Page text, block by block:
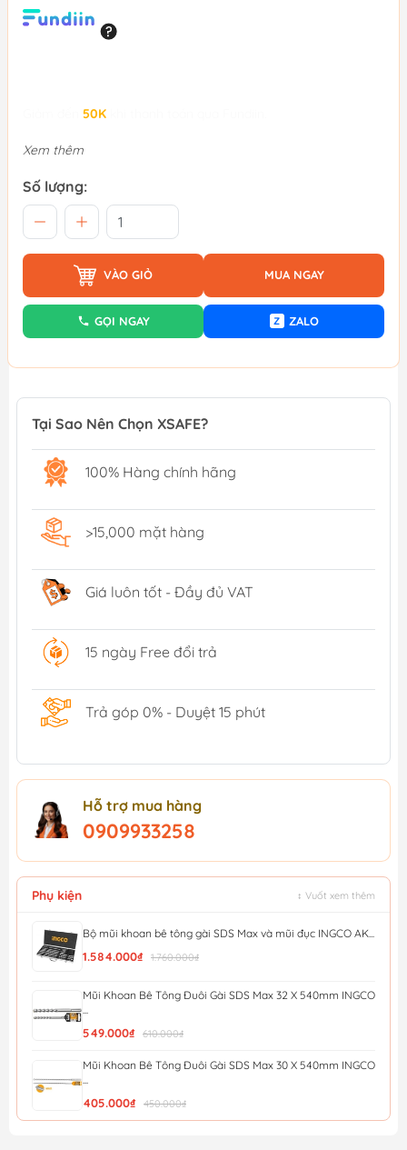
50K
Xem thêm
Số lượng:
VÀO GIỎ MUA NGAY
GỌI NGAY Z ZALO
Tại Sao Nên Chọn XSAFE?
100% Hàng chính hãng
>15,000 mặt hàng
Giá luôn tốt - Đầy đủ VAT
15 ngày Free đổi trả
Trả góp 0% - Duyệt 15 phút
Hỗ trợ mua hàng
0909933258
Phụ kiện ↕ Vuốt xem thêm
Bộ mũi khoan bê tông gài SDS Max và mũi đục INGCO AK...
1.584.000₫ 1.760.000₫
Mũi Khoan Bê Tông Đuôi Gài SDS Max 32 X 540mm INGCO
...
549.000₫ 610.000₫
Mũi Khoan Bê Tông Đuôi Gài SDS Max 30 X 540mm INGCO
405.000₫ 450.000₫